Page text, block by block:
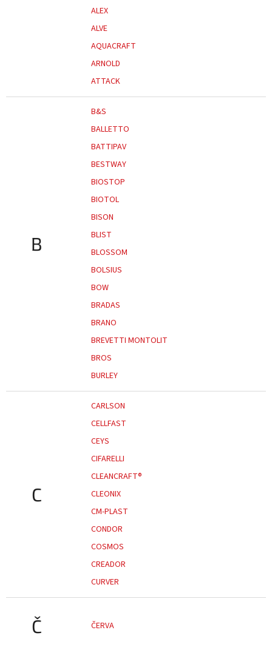
ALEX
ALVE
AQUACRAFT
ARNOLD
ATTACK
B
B&S
BALLETTO
BATTIPAV
BESTWAY
BIOSTOP
BIOTOL
BISON
BLIST
BLOSSOM
BOLSIUS
BOW
BRADAS
BRANO
BREVETTI MONTOLIT
BROS
BURLEY
C
CARLSON
CELLFAST
CEYS
CIFARELLI
CLEANCRAFT®
CLEONIX
CM-PLAST
CONDOR
COSMOS
CREADOR
CURVER
Č ČERVA